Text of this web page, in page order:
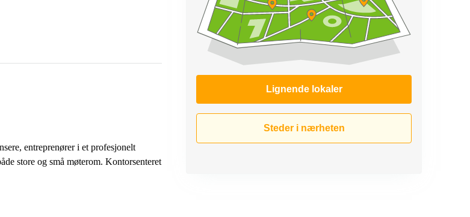
Lignende lokaler
Steder i nærheten
entreprenører i et profesjonelt
store og små møterom. Kontorsenteret